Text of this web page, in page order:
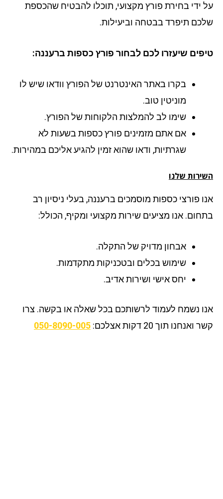
ידי בחירת פורץ מקצועי, תוכלו להבטיח שהכספת
תיפרד בבטחה וביעילות.
שיעזרו לכם לבחור פורץ כספות ברעננה:
בקרו באתר האינטרנט של הפורץ וודאו שיש לו
מוניטין טוב.
שימו לב להמלצות הלקוחות של הפורץ.
אם אתם מזמינים פורץ כספות בשעות לא
שגרתיות, ודאו שהוא זמין להגיע אליכם במהירות.
שלנו
פורצי כספות מוסמכים ברעננה, בעלי ניסיון רב
אנו מציעים שירות מקצועי ומקיף, הכולל:
אבחון מדויק של התקלה.
שימוש בכלים ובטכניקות מתקדמות.
יחס אישי ושירות אדיב.
נשמח לעמוד לרשותכם בכל שאלה או בקשה. צרו
תוך 20 דקות אצלכם:
050-8090-005